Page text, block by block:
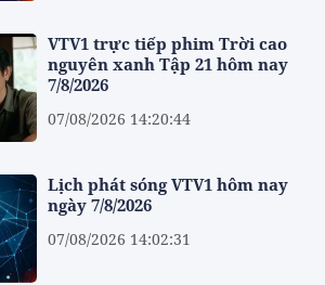
VTV1 trực tiếp phim Trời cao
nguyên xanh Tập 21 hôm nay
7/8/2026
07/08/2026 14:20:44
Lịch phát sóng VTV1 hôm nay
ngày 7/8/2026
07/08/2026 14:02:31